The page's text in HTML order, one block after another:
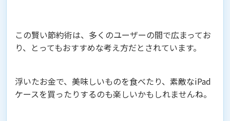
この賢い節約術は、多くのユーザーの間で広まってお
り、とってもおすすめな考え方だとされています。
浮いたお金で、美味しいものを食べたり、素敵なiPad
ケースを買ったりするのも楽しいかもしれませんね。